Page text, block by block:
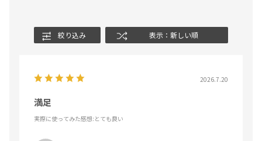
絞り込み 表示：新しい順
2026.7.20
満足
実際に使ってみた感想:とても良い